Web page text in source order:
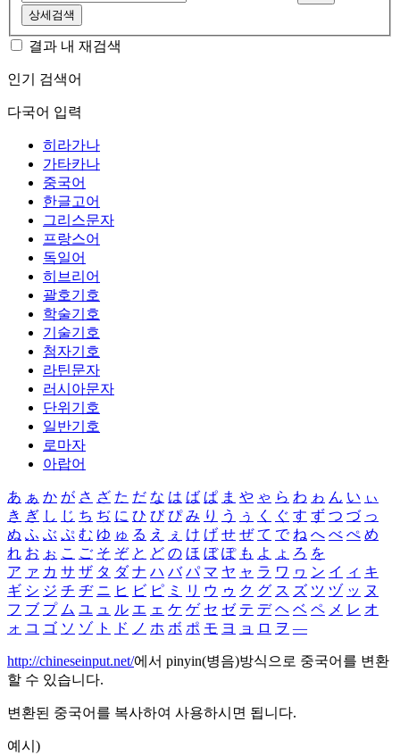
상세검색
결과 내 재검색
인기 검색어
다국어 입력
히라가나
가타카나
중국어
한글고어
그리스문자
프랑스어
독일어
히브리어
괄호기호
학술기호
기술기호
첨자기호
라틴문자
러시아문자
단위기호
일반기호
로마자
아랍어
あ ぁ か が さ ざ た だ な は ば ぱ ま や ゃ ら わ ゎ ん い ぃ
き ぎ し じ ち ぢ に ひ び ぴ み り う ぅ く ぐ す ず つ づ っ
ぬ ふ ぶ ぷ む ゆ ゅ る え ぇ け げ せ ぜ て で ね へ べ ぺ め
れ お ぉ こ ご そ ぞ と ど の ほ ぼ ぽ も よ ょ ろ を
ア ァ カ サ ザ タ ダ ナ ハ バ パ マ ヤ ャ ラ ワ ヮ ン イ ィ キ
ギ シ ジ チ ヂ ニ ヒ ビ ピ ミ リ ウ ゥ ク グ ス ズ ツ ヅ ッ ヌ
フ ブ プ ム ユ ュ ル エ ェ ケ ゲ セ ゼ テ デ ヘ ベ ペ メ レ オ
ォ コ ゴ ソ ゾ ト ド ノ ホ ボ ポ モ ヨ ョ ロ ヲ ―
http://chineseinput.net/에서 pinyin(병음)방식으로 중국어를 변환
할 수 있습니다.
변환된 중국어를 복사하여 사용하시면 됩니다.
예시)